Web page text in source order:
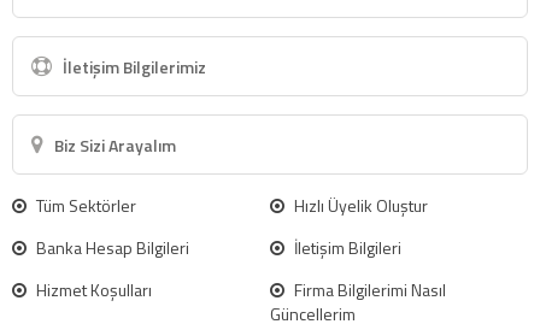
İletişim Bilgilerimiz
Biz Sizi Arayalım
Tüm Sektörler
Hızlı Üyelik Oluştur
Banka Hesap Bilgileri
İletişim Bilgileri
Hizmet Koşulları
Firma Bilgilerimi Nasıl
Güncellerim